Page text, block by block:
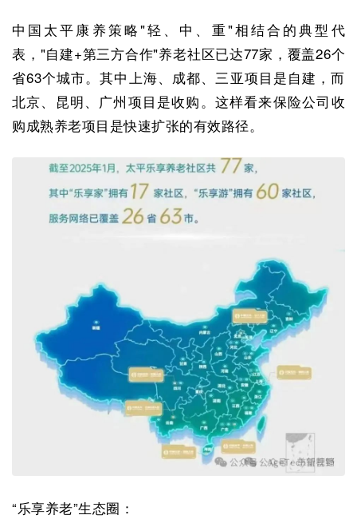
中国太平康养策略"轻、中、重"相结合的典型代
表，"自建+第三方合作"养老社区已达77家，覆盖26个
省63个城市。其中上海、成都、三亚项目是自建，而
北京、昆明、广州项目是收购。这样看来保险公司收
购成熟养老项目是快速扩张的有效路径。
“乐享养老”生态圈：